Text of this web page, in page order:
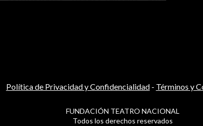
Política de Privacidad y Confidencialidad- Términos y
FUNDACIÓN TEATRO NACIONAL
Todos los derechos reservados